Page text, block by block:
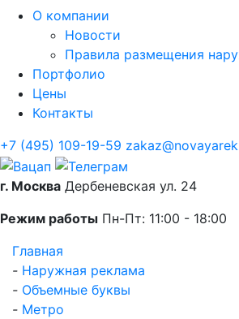
О компании
Новости
Правила размещения
Портфолио
Цены
Контакты
+7 (495) 109-19-59
г. Москва Дербеневская ул. 24
Режим работы Пн-Пт: 11:00 - 18:00
Главная
- Наружная реклама
- Объемные буквы
- Метро